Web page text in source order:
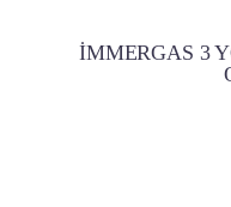
İMMERGAS 3